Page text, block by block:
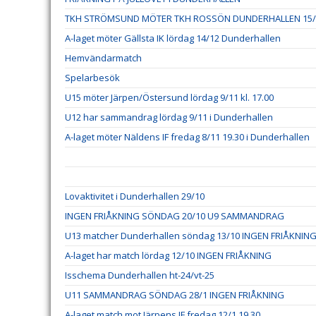
TKH STRÖMSUND MÖTER TKH ROSSÖN DUNDERHALLEN
A-laget möter Gällsta IK lördag 14/12 Dunderhallen
Hemvändarmatch
Spelarbesök
U15 möter Järpen/Östersund lördag 9/11 kl. 17.00
U12 har sammandrag lördag 9/11 i Dunderhallen
A-laget möter Näldens IF fredag 8/11 19.30 i Dunderhallen
Lovaktivitet i Dunderhallen 29/10
INGEN FRIÅKNING SÖNDAG 20/10 U9 SAMMANDRAG
U13 matcher Dunderhallen söndag 13/10 INGEN FRIÅKNING
A-laget har match lördag 12/10 INGEN FRIÅKNING
Isschema Dunderhallen ht-24/vt-25
U11 SAMMANDRAG SÖNDAG 28/1 INGEN FRIÅKNING